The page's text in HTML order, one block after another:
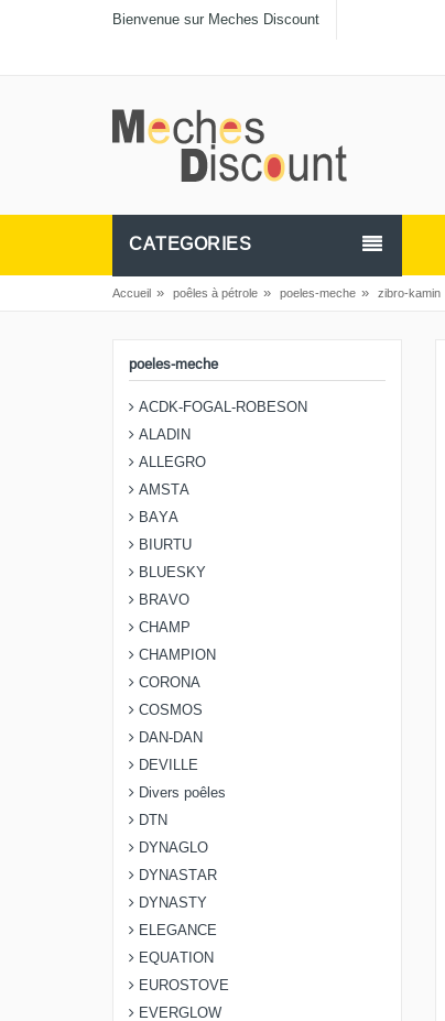
Bienvenue sur Meches Discount
CATEGORIES
Accueil » poêles à pétrole » poeles-meche » zibro-kamin
poeles-meche
ACDK-FOGAL-ROBESON
ALADIN
ALLEGRO
AMSTA
BAYA
BIURTU
BLUESKY
BRAVO
CHAMP
CHAMPION
CORONA
COSMOS
DAN-DAN
DEVILLE
Divers poêles
DTN
DYNAGLO
DYNASTAR
DYNASTY
ELEGANCE
EQUATION
EUROSTOVE
EVERGLOW